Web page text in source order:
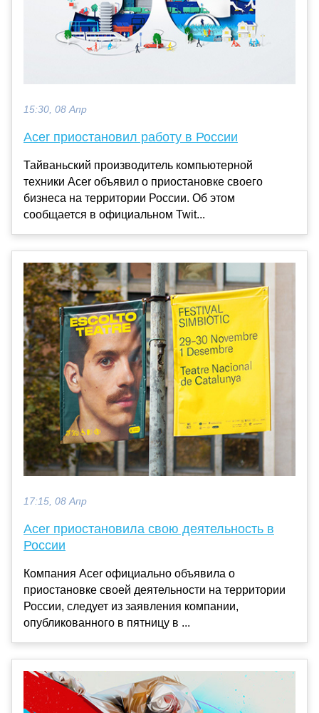
15:30, 08 Апр
Acer приостановил работу в России
Тайваньский производитель компьютерной
техники Acer объявил о приостановке своего
бизнеса на территории России. Об этом
сообщается в официальном Twit...
17:15, 08 Апр
Acer приостановила свою деятельность в
России
Компания Acer официально объявила о
приостановке своей деятельности на территории
России, следует из заявления компании,
опубликованного в пятницу в ...